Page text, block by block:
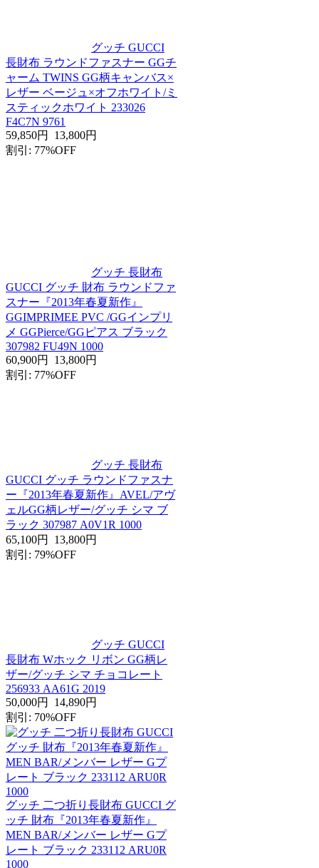
グッチ GUCCI
長財布 ラウンドファスナー GGチ
ャーム TWINS GG柄キャンバス×
レザー ベージュ×オフホワイト/ミ
スティックホワイト 233026
F4C7N 9761
59,850円
13,800円
割引: 77%OFF
グッチ 長財布
GUCCI グッチ 財布 ラウンドファ
スナー『2013年春夏新作』
GGIMPRIMEE PVC /GGインプリ
メ GGPierce/GGピアス ブラック
307982 FU49N 1000
60,900円
13,800円
割引: 77%OFF
グッチ 長財布
GUCCI グッチ ラウンドファスナ
ー『2013年春夏新作』AVEL/アヴ
ェルGG柄レザー/グッチ シマ ブ
ラック 307987 A0V1R 1000
65,100円
13,800円
割引: 79%OFF
グッチ GUCCI
長財布 Wホック リボン GG柄レ
ザー/グッチ シマ チョコレート
256933 AA61G 2019
50,000円
14,890円
割引: 70%OFF
グッチ 二つ折り長財布 GUCCI グ
ッチ 財布『2013年春夏新作』
MEN BAR/メンバー レザー Gプ
レート ブラック 233112 ARU0R
1000